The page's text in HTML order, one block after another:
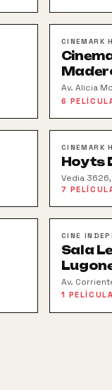
CINEMARK
Av. Alicia
6
CINEMARK
Hoyts
Vedia
Saavedra
7
CINE
Sala
Av.
1 PELÍCULA